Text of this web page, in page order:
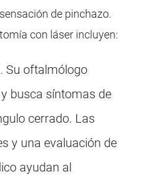
de pinchazo.
con láser incluyen:
. Su oftalmólogo
busca síntomas de
cerrado. Las
y una evaluación de
ayudan al